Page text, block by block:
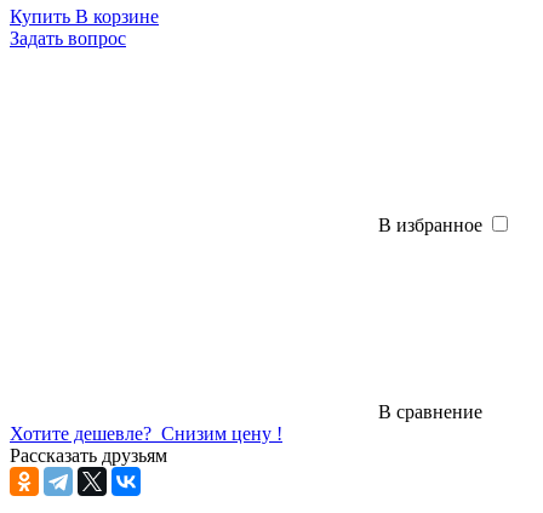
Купить В корзине
Задать вопрос
В избранное
В сравнение
Хотите дешевле? Снизим цену !
Рассказать друзьям